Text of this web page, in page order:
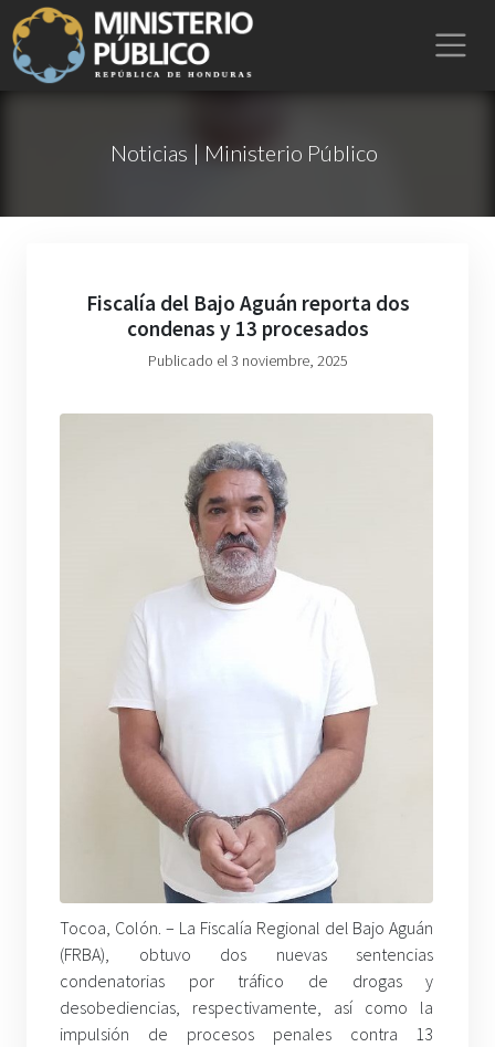
Noticias | Ministerio Público
Fiscalía del Bajo Aguán reporta dos
condenas y 13 procesados
Publicado el 3 noviembre, 2025
Tocoa, Colón. – La Fiscalía Regional del Bajo Aguán
(FRBA), obtuvo dos nuevas sentencias
condenatorias por tráfico de drogas y
desobediencias, respectivamente, así como la
impulsión de procesos penales contra 13